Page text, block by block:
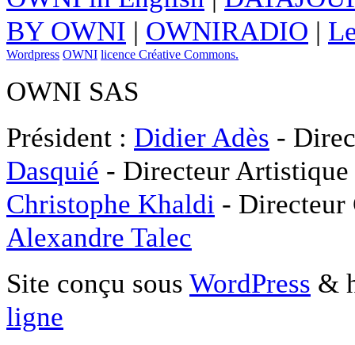
BY OWNI | OWNIRADIO |
Wordpress OWNI licence Créative Commons.
OWNI SAS
Président : Didier Adès -
Dasquié - Directeur
Christophe Khaldi -
Alexandre Talec
Site conçu sous WordPress &
ligne